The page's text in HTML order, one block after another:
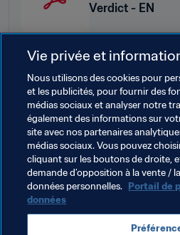
Verdict - EN
PDF
20230524 - LG
- FR
Thèmes en lien
Vie privée et
Nous utilisons des cookies pour
et les publicités, pour fournir des
médias sociaux et analyser notre
également des informations sur
site avec nos partenaires
médias sociaux. Vous pouvez
cliquant sur les boutons de droite,
demande d’opposition à la vente /
données personnelles. Portail de
données